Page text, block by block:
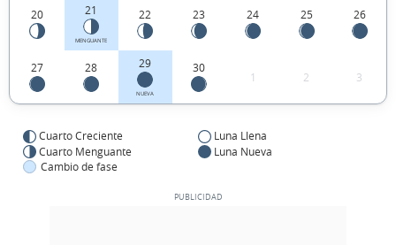
20 21
MENGUANTE
22 23 24 25 26
27 28 29
NUEVA
30
1 2 3
Cuarto Creciente
Luna Llena
Cuarto Menguante
Luna Nueva
Cambio de fase